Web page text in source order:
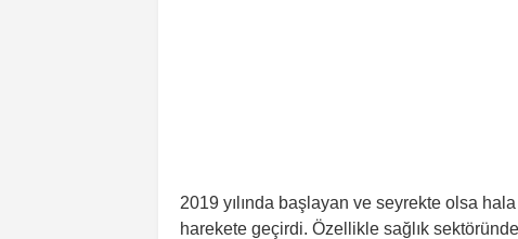
2019 yılında başlayan ve seyrekte olsa
harekete geçirdi. Özellikle sağlık